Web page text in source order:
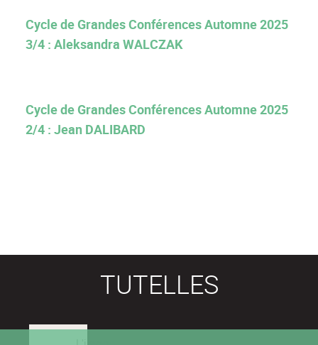
Cycle de Grandes Conférences Automne 2025
3/4 : Aleksandra WALCZAK
Cycle de Grandes Conférences Automne 2025
2/4 : Jean DALIBARD
TUTELLES